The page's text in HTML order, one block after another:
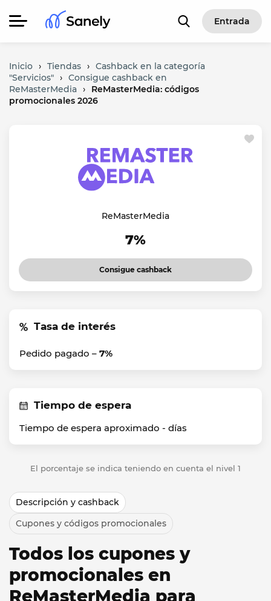
Entrada
Inicio › Tiendas › Cashback en la categoría
"Servicios" › Consigue cashback en
ReMasterMedia ›
ReMasterMedia: códigos
promocionales 2026
ReMasterMedia
7%
Consigue cashback
Tasa de interés
Pedido pagado – 7%
Tiempo de espera
Tiempo de espera aproximado - días
El porcentaje se indica teniendo en cuenta el nivel 1
Descripción y cashback
Cupones y códigos promocionales
Todos los cupones y
promocionales en
ReMasterMedia para